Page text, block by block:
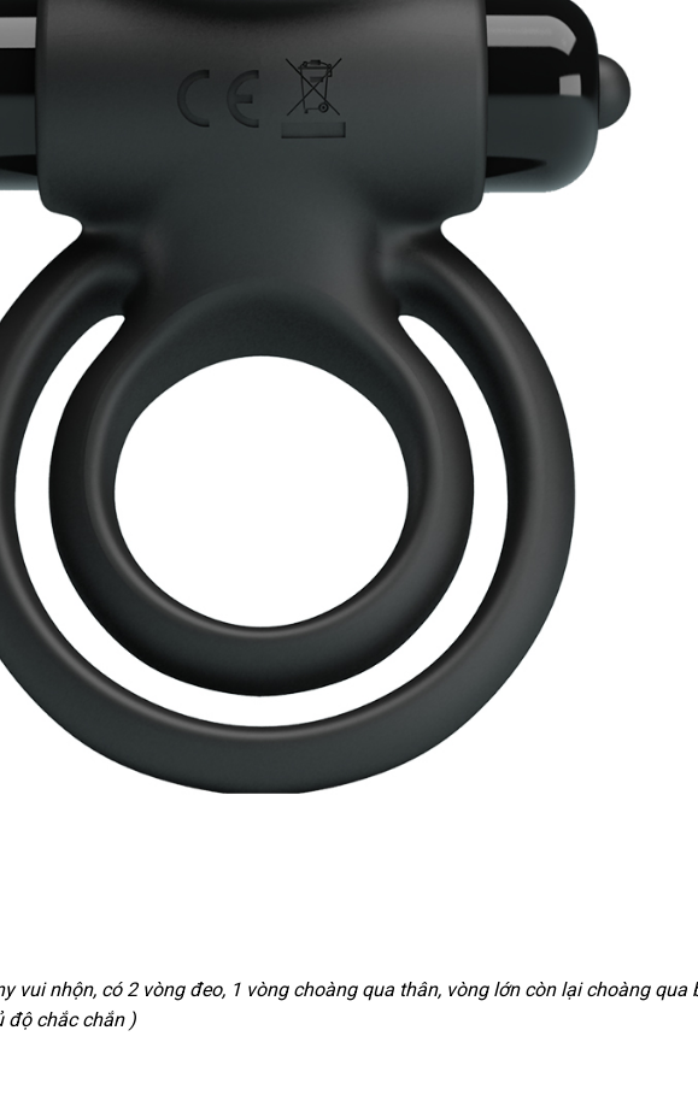
vui nhộnxuất
xứ
, có 2 vòng đeoto
, 1 vòng choàng qua thânăn
, vòng lớn còn lại choàng qua
độ chắc chắn )